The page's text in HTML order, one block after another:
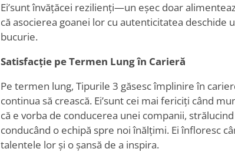
Ei’sunt învățăcei rezilienți—un eșec doar
că asocierea goanei lor cu autenticitatea deschide
bucurie.
Satisfacție pe Termen Lung în Carieră
Pe termen lung, Tipurile 3 găsesc împlinire în
continua să crească. Ei’sunt cei mai fericiți când
că e vorba de conducerea unei companii,
conducând o echipă spre noi înălțimi. Ei înfloresc
talentele lor și o șansă de a inspira.